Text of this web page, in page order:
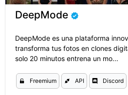
DeepMode
DeepMode es una plataforma
transforma tus fotos en clones
solo 20 minutos entrena un mo...
Freemium API Discord